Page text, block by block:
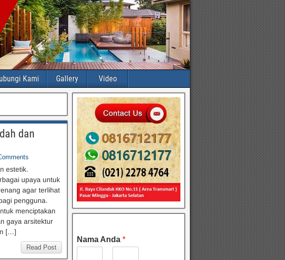
Kami Gallery Video
dan
estetik.
upaya untuk
agar terlihat
pengguna.
menciptakan
gaya arsitektur
[…]
Read Post
Nama Anda *